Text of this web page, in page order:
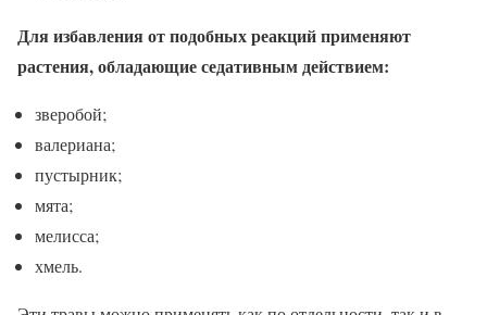
Для избавления от подобных реакций применяют
растения, обладающие седативным действием:
зверобой;
валериана;
пустырник;
мята;
мелисса;
хмель.